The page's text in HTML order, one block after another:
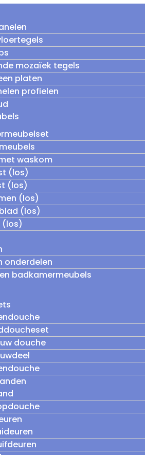
mozaïek tegels
platen
profielen
waskom
(los)
(los)
(los)
(los)
(los)
onderdelen
badkamermeubels
douche